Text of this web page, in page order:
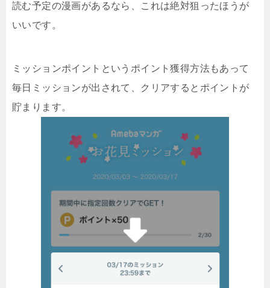
読む予定の漫画があるなら、これは絶対狙ったほうが
いいです。
ミッションポイントというポイント獲得方法もあって
毎日ミッションが出されて、クリアするとポイントが
貯まります。